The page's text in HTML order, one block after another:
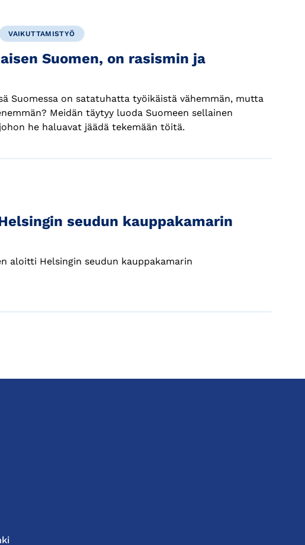
VAIKUTTAMISTYÖ
Suomen, on rasismin ja
Suomessa on satatuhatta työikäistä vähemmän, mutta
Meidän täytyy luoda Suomeen sellainen
he haluavat jäädä tekemään töitä.
seudun kauppakamarin
aloitti Helsingin seudun kauppakamarin